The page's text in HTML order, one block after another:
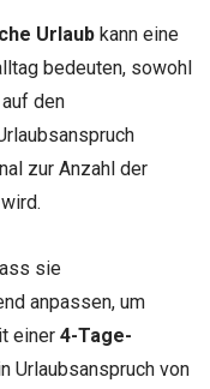
Urlaub kann eine
bedeuten, sowohl
den
zur Anzahl der
sie
anpassen, um
einer 4-Tage-
Urlaubsanspruch von